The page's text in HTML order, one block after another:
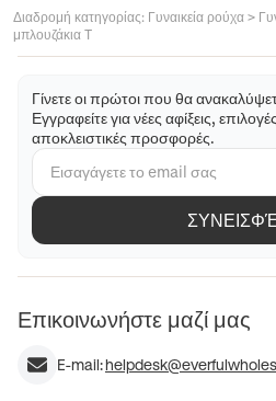
Διαδρομή κατηγορίας: Γυναικεία ρούχα >
μπλουζάκια T
Γίνετε οι πρώτοι που θα
Εγγραφείτε για νέες αφίξεις,
αποκλειστικές προσφορές.
Επικοινωνήστε μαζί μας
E-mail: